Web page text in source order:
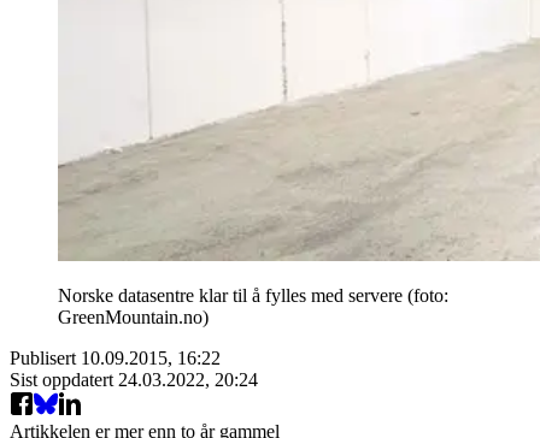
Norske datasentre klar til å fylles med servere (foto:
GreenMountain.no)
Publisert 10.09.2015, 16:22
Sist oppdatert 24.03.2022, 20:24
Artikkelen er mer enn to år gammel